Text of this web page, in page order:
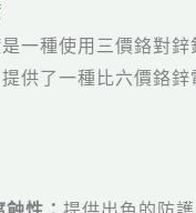
一種使用三價鉻對鋅
供了一種比六價鉻鋅